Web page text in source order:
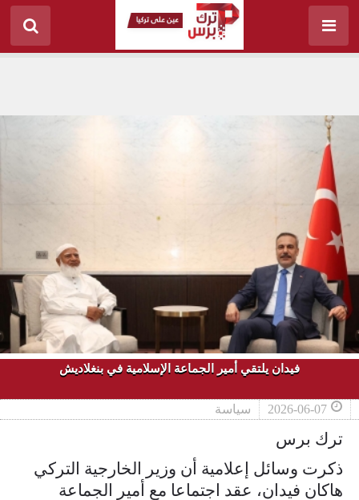
فيدان يلتقي أمير الجماعة الإسلامية في بنغلاديش
2026-06-07 سياسة
ترك برس
ذكرت وسائل إعلامية أن وزير الخارجية التركي
هاكان فيدان، عقد اجتماعا مع أمير الجماعة